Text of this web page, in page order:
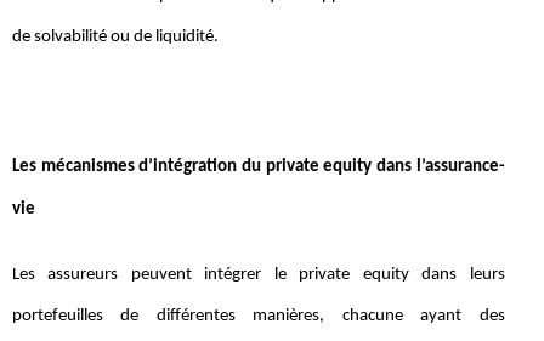
de solvabilité ou de liquidité.
Les mécanismes d’intégration du private equity dans l’assurance-
vie
Les assureurs peuvent intégrer le private equity dans leurs
portefeuilles de différentes manières, chacune ayant des